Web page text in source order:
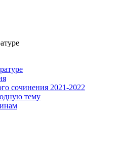
сочинения 2021-2022
тему